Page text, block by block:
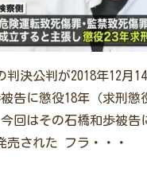
判決公判が2018年12月
告に懲役18年（求刑懲
はその石橋和歩被告
売された フラ・・・